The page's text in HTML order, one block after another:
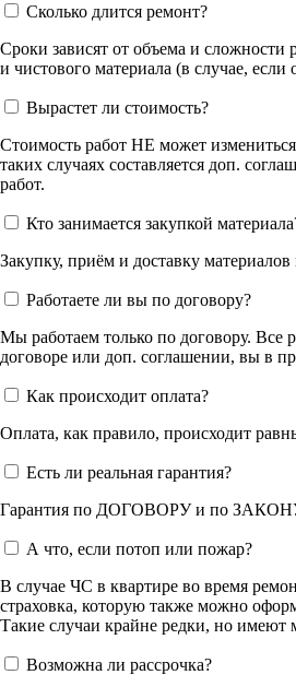
Сколько длится ремонт?
Сроки зависят от объема и сложности
и чистового материала (в случае,
Вырастет ли стоимость?
Стоимость работ НЕ может
таких случаях составляется доп.
работ.
Кто занимается закупкой
Закупку, приём и доставку
Работаете ли вы по договору?
Мы работаем только по договору. Все
договоре или доп. соглашении, вы в
Как происходит оплата?
Оплата, как правило, происходит
Есть ли реальная гарантия?
Гарантия по ДОГОВОРУ и по ЗАКОНУ
А что, если потоп или пожар?
В случае ЧС в квартире во время
страховка, которую также можно
Такие случаи крайне редки, но имеют
Возможна ли рассрочка?